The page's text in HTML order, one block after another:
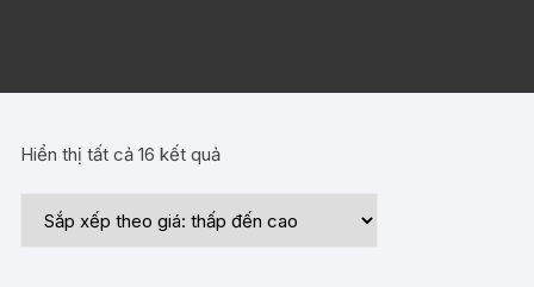
Hiển thị tất cả 16 kết quảĐã
xếp